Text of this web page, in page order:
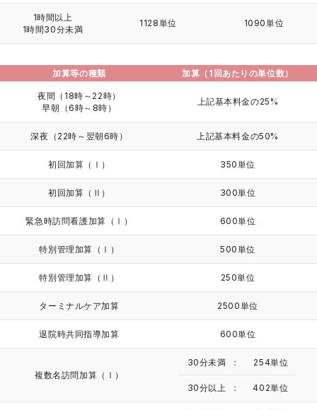
1時間以上
1時間30分未満
1128単位 1090単位
加算等の種類 加算（1回あたりの単位数）
夜間（18時～22時）
早朝（6時～8時）
上記基本料金の25%
深夜（22時～翌朝6時） 上記基本料金の50%
初回加算（Ⅰ） 350単位
初回加算（Ⅱ） 300単位
緊急時訪問看護加算（Ⅰ） 600単位
特別管理加算（Ⅰ） 500単位
特別管理加算（Ⅱ） 250単位
ターミナルケア加算 2500単位
退院時共同指導加算 600単位
複数名訪問加算（Ⅰ）
30分未満 254単位
30分以上 402単位